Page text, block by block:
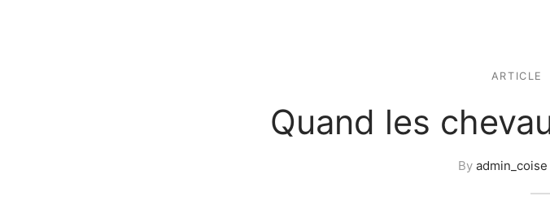
ARTICLE
Quand les
By admin_coise